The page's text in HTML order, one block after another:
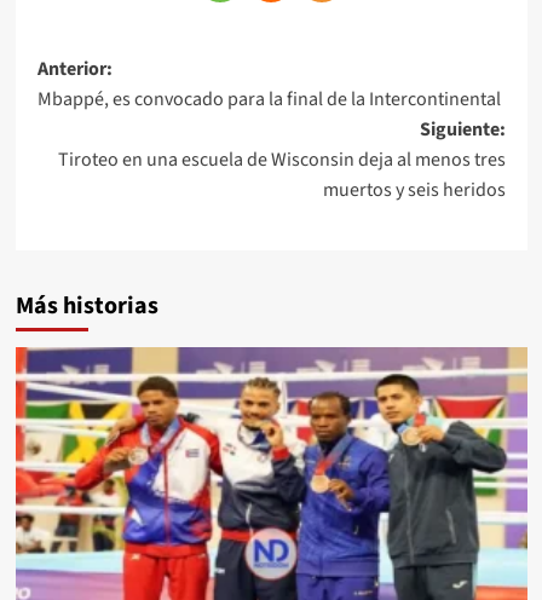
Anterior:
Mbappé, es convocado para la final de la Intercontinental
Siguiente:
Tiroteo en una escuela de Wisconsin deja al menos tres
muertos y seis heridos
Más historias